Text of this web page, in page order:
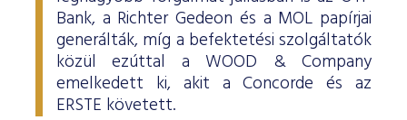
Bank, a Richter Gedeon és a MOL papírjai
generálták, míg a befektetési szolgáltatók
közül ezúttal a WOOD & Company
emelkedett ki, akit a Concorde és az
ERSTE követett.